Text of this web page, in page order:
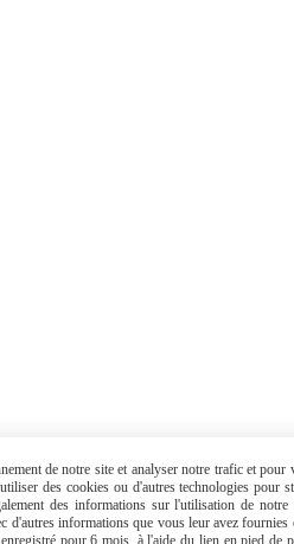
de notre site et analyser notre trafic et
des cookies ou d'autres technologies pour
des informations sur l'utilisation de notre
d'autres informations que vous leur avez
pour 6 mois, à l'aide du lien en pied